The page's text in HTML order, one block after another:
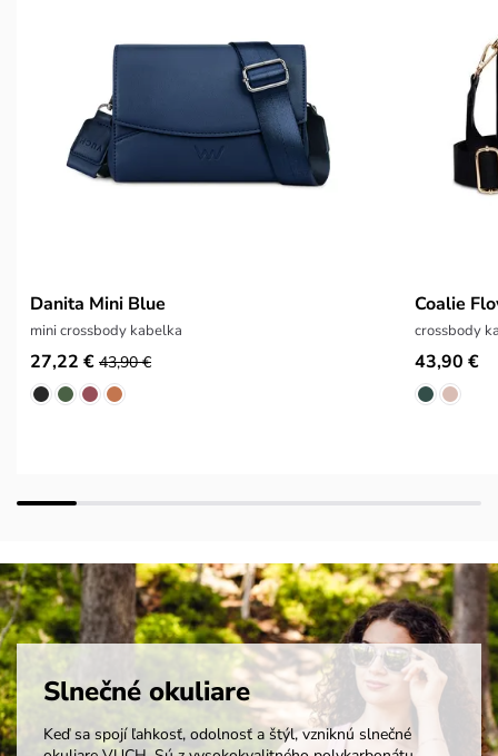
Danita Mini Blue
mini crossbody kabelka
27,22 € 43,90 €
Coalie
crossbody
43,90 €
Slnečné okuliare
Keď sa spojí ľahkosť, odolnosť a štýl, vzniknú slnečné